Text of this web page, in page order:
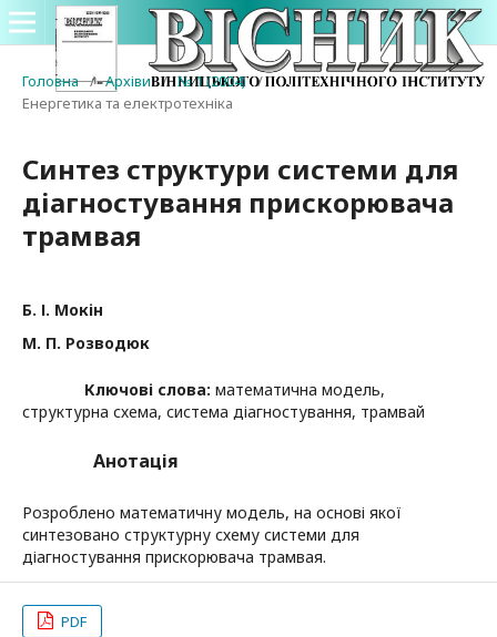
Головна / Архіви / № 1 (2004) /
Енергетика та електротехніка
Синтез структури системи для
діагностування прискорювача
трамвая
Б. І. Мокін
М. П. Розводюк
Ключові слова: математична модель,
структурна схема, система діагностування, трамвай
Анотація
Розроблено математичну модель, на основі якої
синтезовано структурну схему системи для
діагностування прискорювача трамвая.
PDF